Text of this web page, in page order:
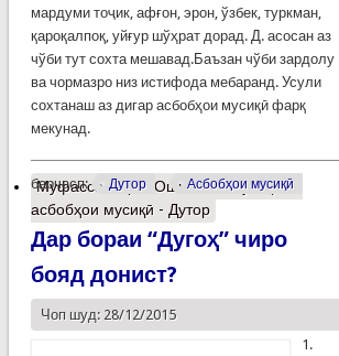
мардуми тоҷик, афғон, эрон, ўзбек, туркман,
қароқалпоқ, уйғур шўҳрат дорад. Д. асосан аз
чўби тут сохта мешавад.Баъзан чўби зардолу
ва чормазро низ истифода мебаранд. Усули
сохтанаш аз дигар асбобҳои мусиқӣ фарқ
мекунад.
барчасп: Дутор Асбобҳои мусиқӣ
Муфассалтаро Ошноӣ бо мусиқӣ ва
асбобҳои мусиқӣ - Дутор
Дар бораи “Дугоҳ” чиро
бояд донист?
Чоп шуд: 28/12/2015
1.